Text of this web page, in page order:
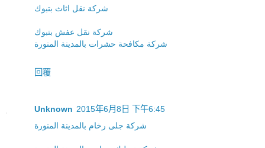
شركة نقل اثاث بتبوك
شركة نقل عفش بتبوك
شركة مكافحة حشرات بالمدينة المنورة
回覆
Unknown 2015年6月8日 下午6:45
شركة جلى رخام بالمدينة المنورة